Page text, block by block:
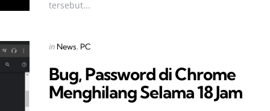
tersebut...
Categories
Posted
in News PC
Bug, Password di Chrome
Menghilang Selama 18 Jam